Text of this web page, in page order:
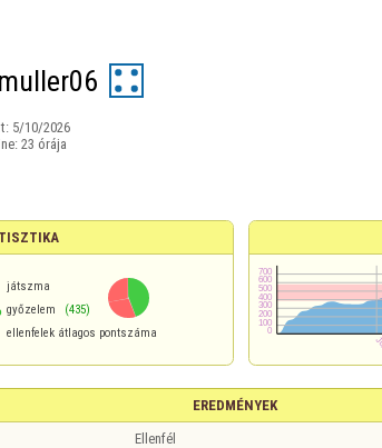
5/10/2026
23 órája
játszma
győzelem
(435)
ellenfelek átlagos pontszáma
EREDMÉNYEK
Ellenfél